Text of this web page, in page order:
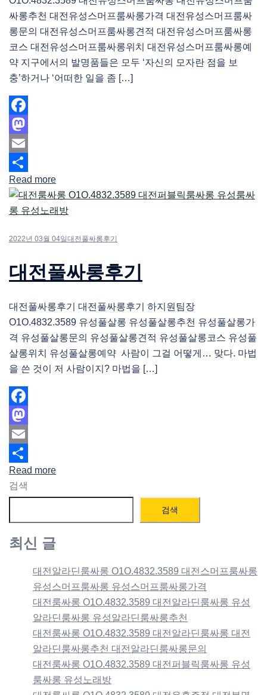
싸롱추천 대전유성스머프룸싸롱가격 대전유성스머프룸싸
롱문의 대전유성스머프룸싸롱견적 대전유성스머프룸싸롱
코스 대전유성스머프룸싸롱위치 대전유성스머프룸싸롱예
약 지구에서의 발명품들은 모두 ‘자신의 모자란 점을 보
충’하거나 ‘어떠한 일을 좀 […]
Facebook
Mastodon
Email
Share
Read more
2022년 03월 04일 대전풀싸롱후기
대전풀싸롱후기
대전풀싸롱후기 대전풀싸롱후기 하지원팀장
O1O.4832.3589 유성풀살롱 유성풀살롱추천 유성풀살롱가
격 유성풀살롱문의 유성풀살롱견적 유성풀살롱코스 유성풀
살롱위치 유성풀살롱예약 사람이 그걸 어떻게… 맞다. 마법
을 쓴 것이 저 사람이지? 마법을 […]
Facebook
Mastodon
Email
Share
Read more
검색
검색
최신 글
대전알라딘룸싸롱 O1O.4832.3589 대전스머프룸싸롱
유성스머프룸싸롱 유성스머프룸싸롱가격
대전룸싸롱 O1O.4832.3589 대전알라딘룸싸롱 유성
알라딘룸싸롱 유성알라딘룸싸롱추천
대전룸싸롱 O1O.4832.3589 대전알라딘룸싸롱 대전
알라딘룸싸롱추천 대전알라딘룸싸롱문의
대전룸싸롱 O1O.4832.3589 대전퍼블릭룸싸롱 유성
룸싸롱 유성노래방